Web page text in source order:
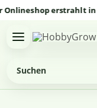
erstrahlt in